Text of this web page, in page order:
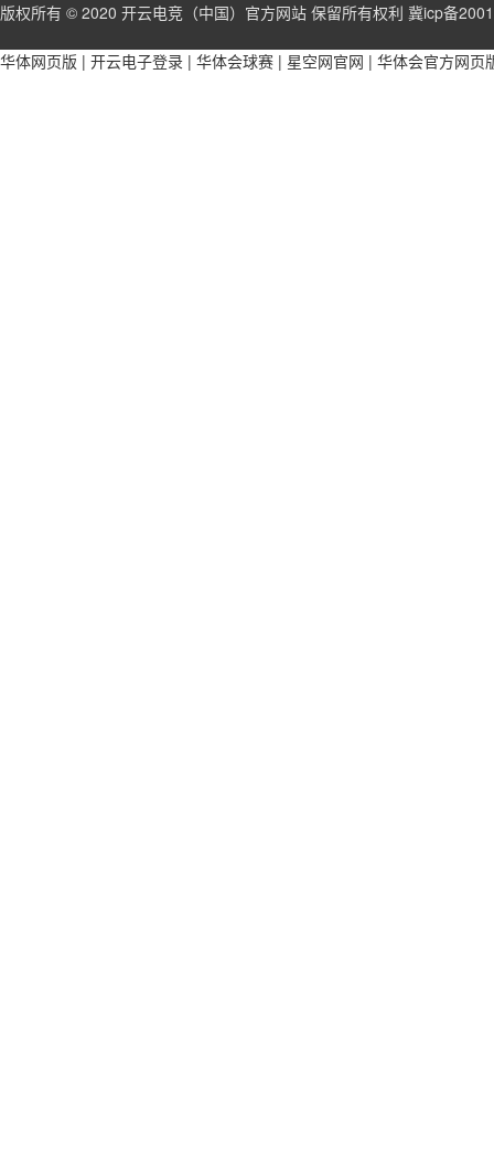
版权所有 © 2020 开云电竞（中国）官方网站 保留所有权利 冀icp备
华体网页版 | 开云电子登录 | 华体会球赛 | 星空网官网 | 华体会官方网页